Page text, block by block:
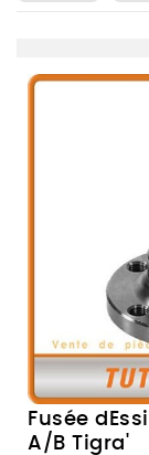
Fusée
A/B Tigra'